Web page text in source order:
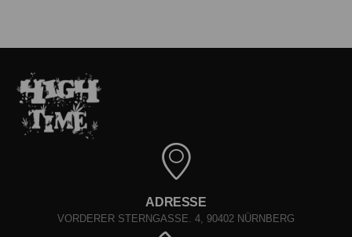
ADRESSE
VORDERER STERNGASSE. 4, 90402 NÜRNBERG